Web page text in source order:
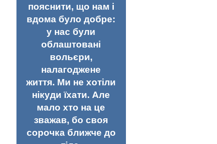
пояснити, що нам і
вдома було добре:
у нас були
облаштовані
вольєри,
налагоджене
життя. Ми не хотіли
нікуди їхати. Але
мало хто на це
зважав, бо своя
сорочка ближче до